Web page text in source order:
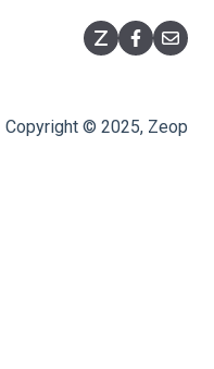
Copyright © 2025, Zeop